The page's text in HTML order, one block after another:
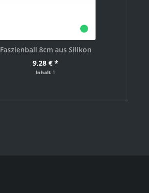
Faszienball 8cm aus Silikon
9,28 € *
Inhalt 1